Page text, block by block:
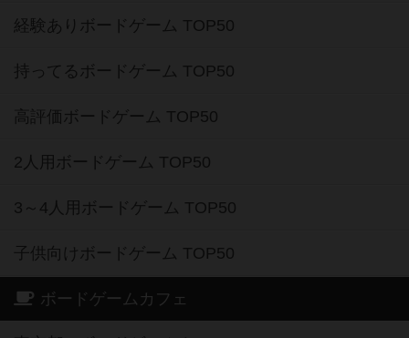
経験ありボードゲーム TOP50
持ってるボードゲーム TOP50
高評価ボードゲーム TOP50
2人用ボードゲーム TOP50
3～4人用ボードゲーム TOP50
子供向けボードゲーム TOP50
ボードゲームカフェ